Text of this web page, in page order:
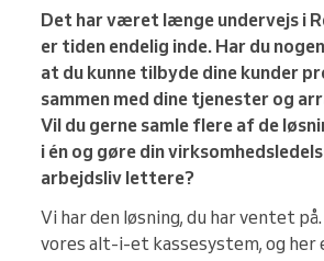
Det har været længe undervejs i
er tiden endelig inde. Har du
at du kunne tilbyde dine kunder
sammen med dine tjenester og
Vil du gerne samle flere af de
i én og gøre din
arbejdsliv lettere?
Vi har den løsning, du har ventet
vores alt-i-et kassesystem, og her